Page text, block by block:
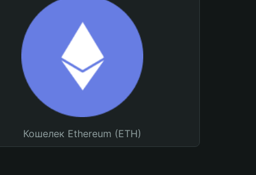
Кошелек Ethereum (ETH)